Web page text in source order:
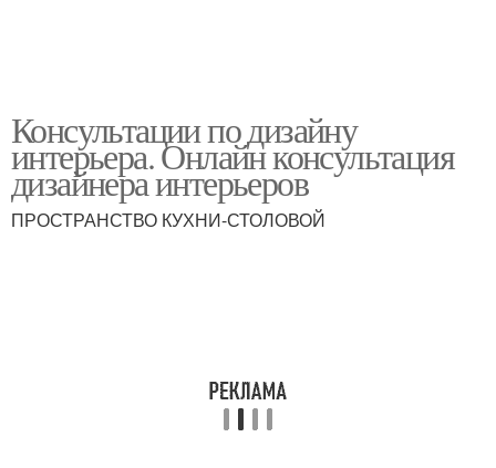
Консультации по дизайну
интерьера. Онлайн консультация
дизайнера интерьеров
ПРОСТРАНСТВО КУХНИ-СТОЛОВОЙ